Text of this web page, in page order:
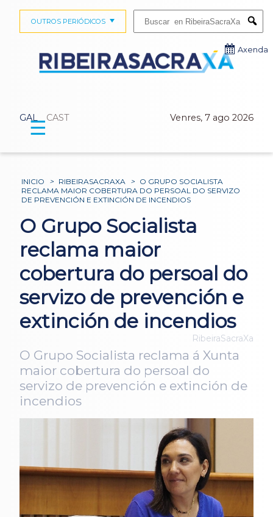
GAL CAST Venres, 7 ago 2026
OUTROS PERIÓDICOS
Axenda
☰
INICIO > RIBEIRASACRAXA > O GRUPO SOCIALISTA
RECLAMA MAIOR COBERTURA DO PERSOAL DO SERVIZO
DE PREVENCIÓN E EXTINCIÓN DE INCENDIOS
O Grupo Socialista
reclama maior
cobertura do persoal do
servizo de prevención e
extinción de incendios
RibeiraSacraXa
O Grupo Socialista reclama á Xunta
maior cobertura do persoal do
servizo de prevención e extinción de
incendios